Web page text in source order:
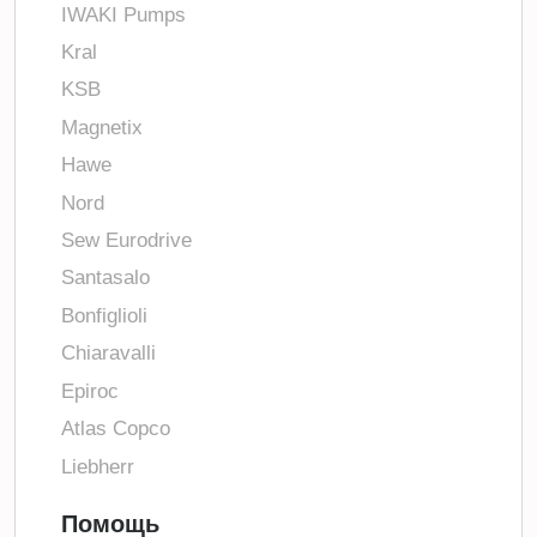
IWAKI Pumps
Kral
KSB
Magnetix
Hawe
Nord
Sew Eurodrive
Santasalo
Bonfiglioli
Chiaravalli
Epiroc
Atlas Copco
Liebherr
Помощь